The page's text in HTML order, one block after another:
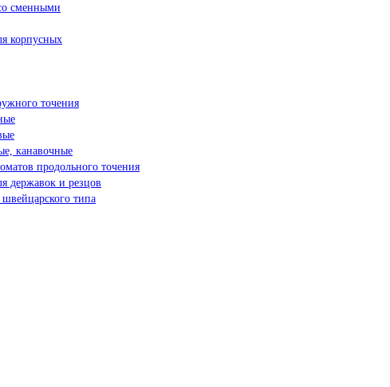
сменными
корпусных
точения
канавочные
продольного точения
державок и резцов
типа